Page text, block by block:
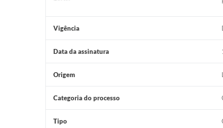
Vigência
Data da assinatura
Origem
Categoria do processo
Tipo